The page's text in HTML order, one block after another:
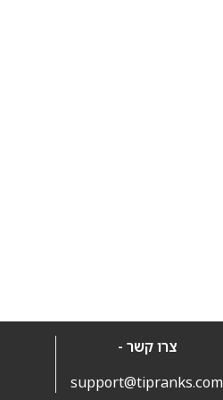
צרו קשר -
support@tipranks.com